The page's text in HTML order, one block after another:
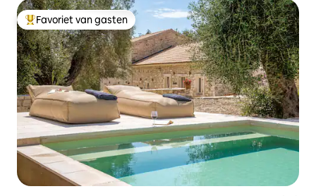
Topfavoriet van gasten
Favoriet van gasten